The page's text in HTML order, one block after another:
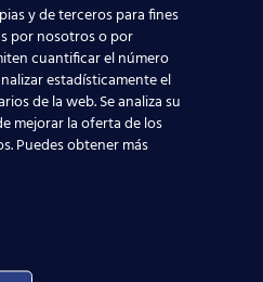
Edad:
y de terceros para fines
por nosotros o por
cuantificar el número
estadísticamente el
de la web. Se analiza su
mejorar la oferta de los
Puedes obtener más